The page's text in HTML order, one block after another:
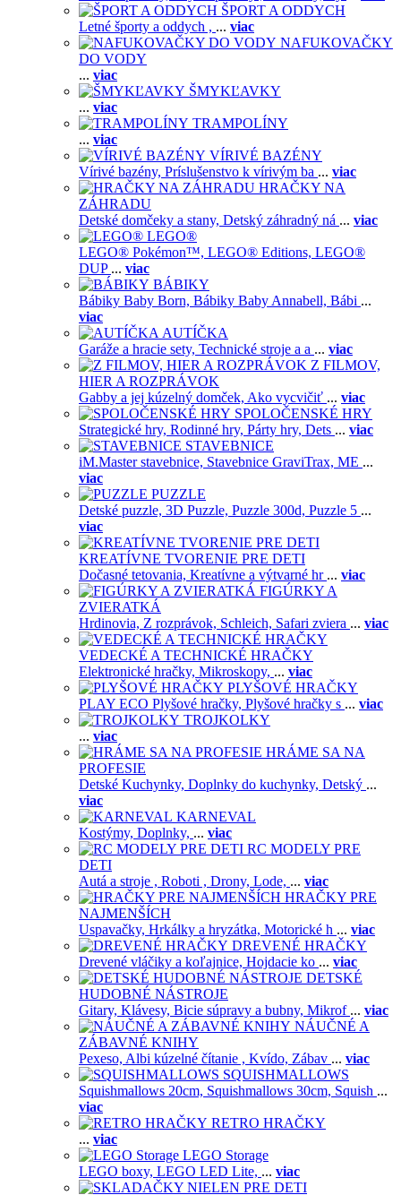
ŠPORT A ODDYCH
Letné športy a oddych , ... viac
NAFUKOVAČKY
DO VODY
... viac
ŠMYKĽAVKY
... viac
TRAMPOLÍNY
... viac
VÍRIVÉ BAZÉNY
Vírivé bazény, Príslušenstvo k vírivým ba ... viac
HRAČKY NA
ZÁHRADU
Detské domčeky a stany, Detský záhradný ná ... viac
LEGO®
LEGO® Pokémon™, LEGO® Editions, LEGO®
DUP ... viac
BÁBIKY
Bábiky Baby Born, Bábiky Baby Annabell, Bábi ...
viac
AUTÍČKA
Garáže a hracie sety, Technické stroje a a ... viac
Z FILMOV,
HIER A ROZPRÁVOK
Gabby a jej kúzelný domček, Ako vycvičiť ... viac
SPOLOČENSKÉ HRY
Strategické hry, Rodinné hry, Párty hry, Dets ... viac
STAVEBNICE
iM.Master stavebnice, Stavebnice GraviTrax, ME ...
viac
PUZZLE
Detské puzzle, 3D Puzzle, Puzzle 300d, Puzzle 5 ...
viac
KREATÍVNE TVORENIE PRE DETI
Dočasné tetovania, Kreatívne a výtvarné hr ... viac
FIGÚRKY A
ZVIERATKÁ
Hrdinovia, Z rozprávok, Schleich, Safari zviera ... viac
VEDECKÉ A TECHNICKÉ HRAČKY
Elektronické hračky, Mikroskopy, ... viac
PLYŠOVÉ HRAČKY
PLAY ECO Plyšové hračky, Plyšové hračky s ... viac
TROJKOLKY
... viac
HRÁME SA NA
PROFESIE
Detské Kuchynky, Doplnky do kuchynky, Detský ...
viac
KARNEVAL
Kostýmy, Doplnky, ... viac
RC MODELY PRE
DETI
Autá a stroje , Roboti , Drony, Lode, ... viac
HRAČKY PRE
NAJMENŠÍCH
Uspavačky, Hrkálky a hryzátka, Motorické h ... viac
DREVENÉ HRAČKY
Drevené vláčiky a koľajnice, Hojdacie ko ... viac
DETSKÉ
HUDOBNÉ NÁSTROJE
Gitary, Klávesy, Bicie súpravy a bubny, Mikrof ... viac
NÁUČNÉ A
ZÁBAVNÉ KNIHY
Pexeso, Albi kúzelné čítanie , Kvído, Zábav ... viac
SQUISHMALLOWS
Squishmallows 20cm, Squishmallows 30cm, Squish ...
viac
RETRO HRAČKY
... viac
LEGO Storage
LEGO boxy, LEGO LED Lite, ... viac